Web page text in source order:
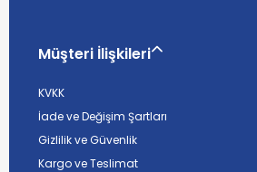
Müşteri İlişkileri
KVKK
İade ve Değişim Şartları
Gizlilik ve Güvenlik
Kargo ve Teslimat